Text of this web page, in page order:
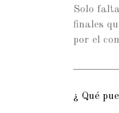
Solo
finales
por el
¿ Qué